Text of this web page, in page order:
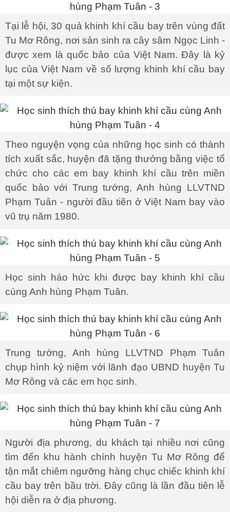
Tại lễ hội, 30 quả khinh khí cầu bay trên vùng đất
Tu Mơ Rông, nơi sản sinh ra cây sâm Ngọc Linh -
được xem là quốc bảo của Việt Nam. Đây là kỷ
lục của Việt Nam về số lượng khinh khí cầu bay
tại một sự kiện.
Theo nguyện vọng của những học sinh có thành
tích xuất sắc, huyện đã tặng thưởng bằng việc tổ
chức cho các em bay khinh khí cầu trên miền
quốc bảo với Trung tướng, Anh hùng LLVTND
Phạm Tuân - người đầu tiên ở Việt Nam bay vào
vũ trụ năm 1980.
Học sinh háo hức khi được bay khinh khí cầu
cùng Anh hùng Phạm Tuân.
Trung tướng, Anh hùng LLVTND Phạm Tuân
chụp hình kỷ niệm với lãnh đạo UBND huyện Tu
Mơ Rông và các em học sinh.
Người địa phương, du khách tại nhiều nơi cũng
tìm đến khu hành chính huyện Tu Mơ Rông để
tận mắt chiêm ngưỡng hàng chục chiếc khinh khí
cầu bay trên bầu trời. Đây cũng là lần đầu tiên lễ
hội diễn ra ở địa phương.